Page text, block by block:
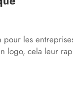
pour les
logo, cela leur
se souvenir d’une